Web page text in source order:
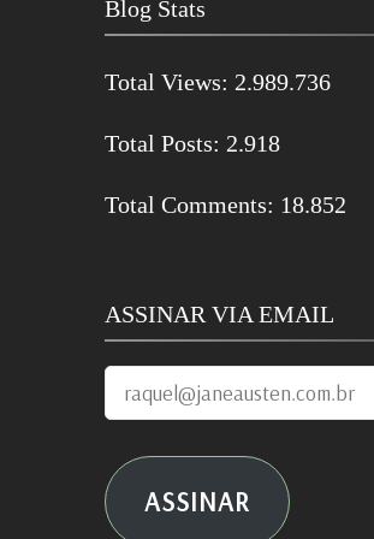
Blog Stats
Total Views: 2.989.736
Total Posts: 2.918
Total Comments: 18.852
ASSINAR VIA EMAIL
raquel@janeausten.com.br
ASSINAR